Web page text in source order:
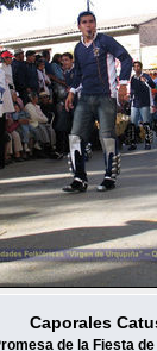
Caporales
de la Fiesta